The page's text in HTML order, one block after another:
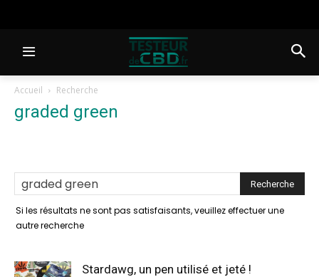
Accueil Recherche
graded green
Si les résultats ne sont pas satisfaisants, veuillez effectuer une
autre recherche
Stardawg, un pen utilisé et jeté !